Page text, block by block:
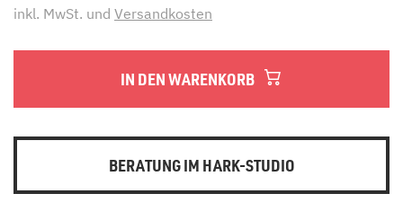
inkl. MwSt. und Versandkosten
IN DEN WARENKORB
BERATUNG IM HARK-STUDIO